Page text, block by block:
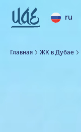
ru
Главная ЖК в Дубае